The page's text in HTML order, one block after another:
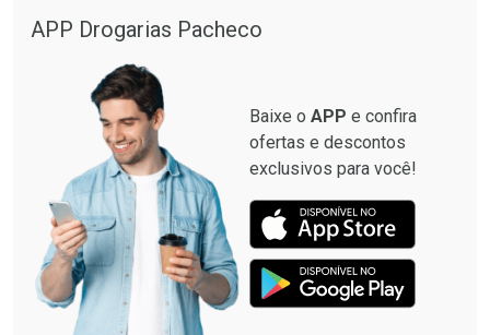
APP Drogarias Pacheco
Baixe o APP e confira
ofertas e descontos
exclusivos para você!